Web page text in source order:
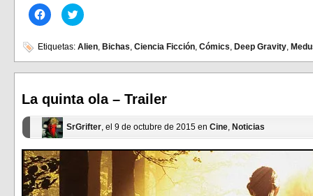
Haz
clic
en
Facebook
(Se
abre
ventana
nueva)
Haz
clic
en
Twitter
(Se
abre
ventana
nueva)
Etiquetas: Alien, Bichas, Ciencia Ficción, Cómics, Deep Gravity,
La quinta ola – Trailer
SrGrifter, el 9 de octubre de 2015 en Cine, Noticias